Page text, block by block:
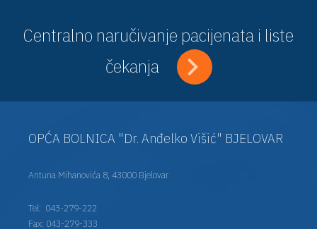
Centralno naručivanje pacijenata i liste
čekanja
OPĆA BOLNICA "Dr. Anđelko Višić" BJELOVAR
Antuna Mihanovića 8, 43000 Bjelovar
Tel: 043-279-222
Fax: 043-279-333